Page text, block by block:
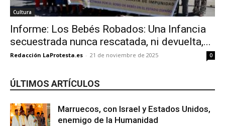
Cultura
Informe: Los Bebés Robados: Una Infancia
secuestrada nunca rescatada, ni devuelta,...
Redacción LaProtesta.es - 21 de noviembre de 2025 0
ÚLTIMOS ARTÍCULOS
Marruecos, con Israel y Estados Unidos,
enemigo de la Humanidad